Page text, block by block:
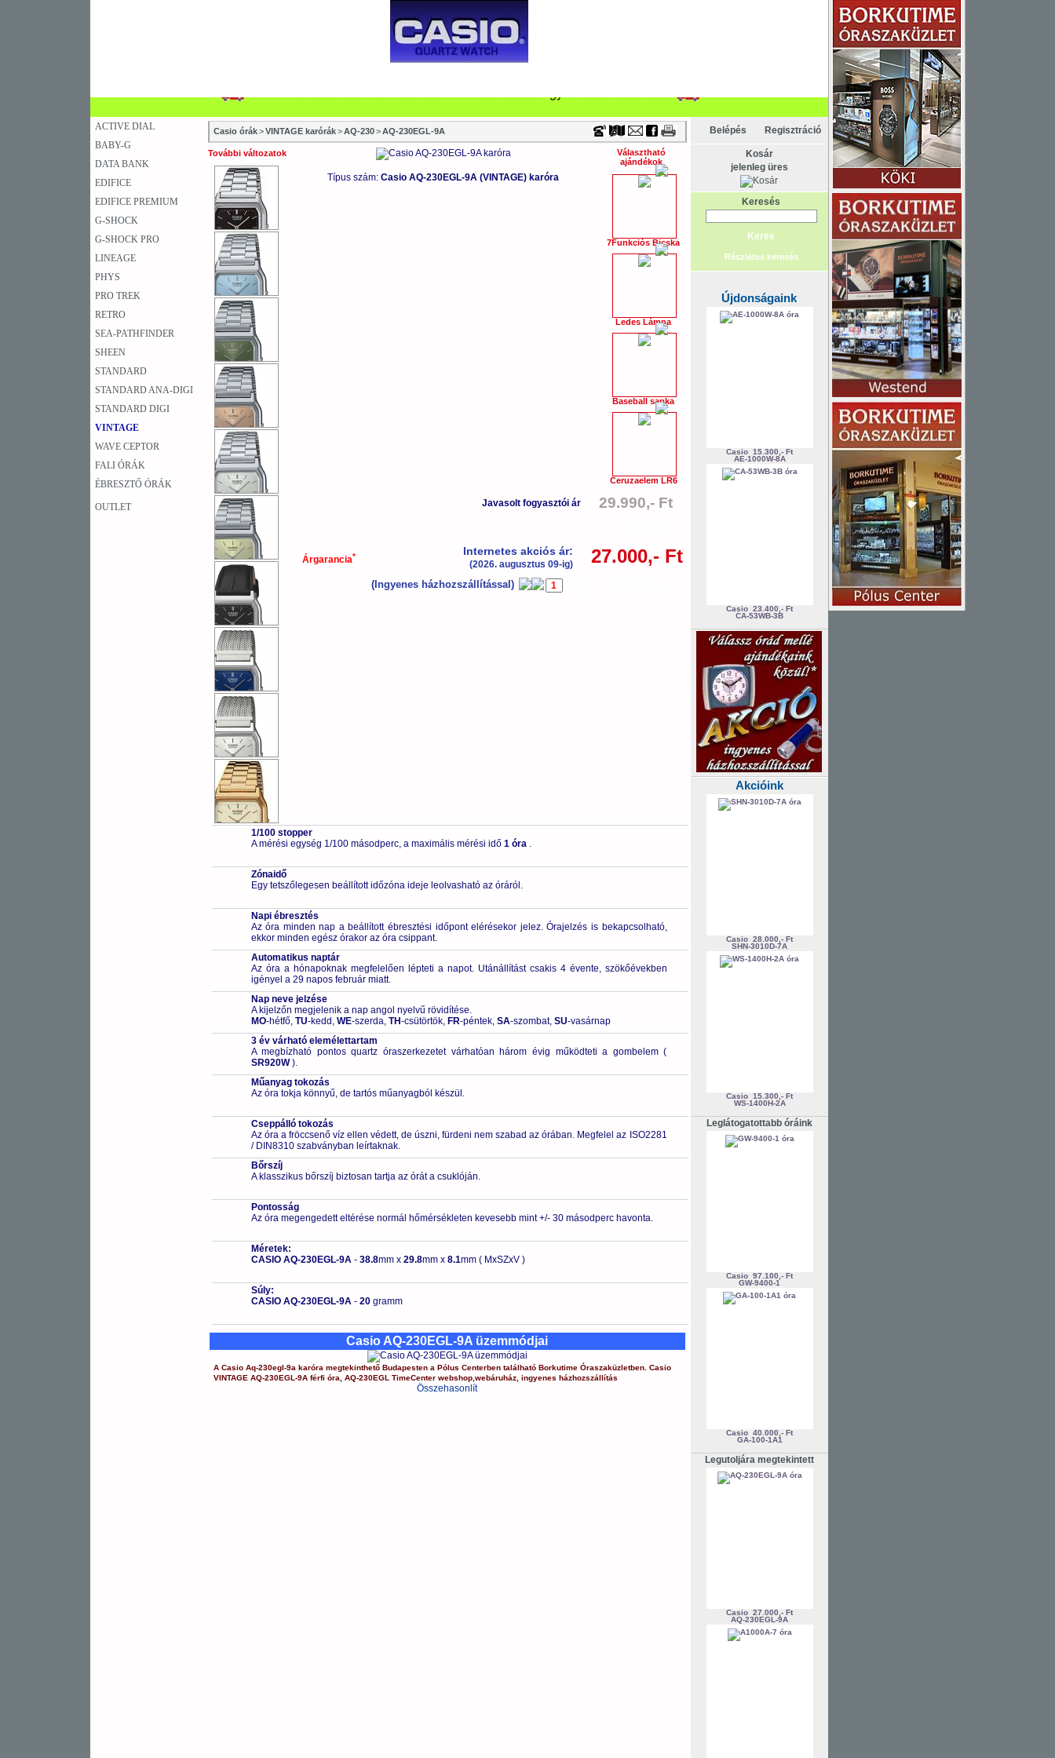
ACTIVE DIAL
BABY-G
DATA BANK
EDIFICE
EDIFICE PREMIUM
G-SHOCK
G-SHOCK PRO
LINEAGE
PHYS
PRO TREK
RETRO
SEA-PATHFINDER
SHEEN
STANDARD
STANDARD ANA-DIGI
STANDARD DIGI
VINTAGE
WAVE CEPTOR
FALI ÓRÁK
ÉBRESZTŐ ÓRÁK
OUTLET
Casio órák > VINTAGE karórák > AQ-230 > AQ-230EGL-9A
További változatok
Típus szám: Casio AQ-230EGL-9A (VINTAGE) karóra
Választható
ajándékok
7Funkciós Bicska
Ledes Lámpa
Baseball sapka
Ceruzaelem LR6
Javasolt fogyasztói ár 29.990,- Ft
Árgarancia* Internetes akciós ár:
(2026. augusztus 09-ig) 27.000,- Ft
(Ingyenes házhozszállítással)
1/100 stopper
A mérési egység 1/100 másodperc, a maximális mérési idő 1 óra .
Zónaidő
Egy tetszőlegesen beállított időzóna ideje leolvasható az óráról.
Napi ébresztés
Az óra minden nap a beállított ébresztési időpont elérésekor jelez. Órajelzés is bekapcsolható,
ekkor minden egész órakor az óra csippant.
Automatikus naptár
Az óra a hónapoknak megfelelően lépteti a napot. Utánállítást csakis 4 évente, szökőévekben
igényel a 29 napos február miatt.
Nap neve jelzése
A kijelzőn megjelenik a nap angol nyelvű rövidítése.
MO-hétfő, TU-kedd, WE-szerda, TH-csütörtök, FR-péntek, SA-szombat, SU-vasárnap
3 év várható elemélettartam
A megbízható pontos quartz óraszerkezetet várhatóan három évig működteti a gombelem (
SR920W).
Műanyag tokozás
Az óra tokja könnyű, de tartós műanyagból készül.
Cseppálló tokozás
Az óra a fröccsenő víz ellen védett, de úszni, fürdeni nem szabad az órában. Megfelel az ISO2281
/ DIN8310 szabványban leírtaknak.
Bőrszíj
A klasszikus bőrszíj biztosan tartja az órát a csuklóján.
Pontosság
Az óra megengedett eltérése normál hőmérsékleten kevesebb mint +/- 30 másodperc havonta.
Méretek:
CASIO AQ-230EGL-9A- 38.8mm x 29.8mm x 8.1mm ( MxSZxV )
Súly:
CASIO AQ-230EGL-9A- 20 gramm
Casio AQ-230EGL-9A üzemmódjai
A Casio Aq-230egl-9a karóra megtekinthető Budapesten a Pólus Centerbentalálható Borkutime Óraszaküzletben. Casio
VINTAGE AQ-230EGL-9A férfi óra AQ-230EGL TimeCenter webshop, webáruház, ingyenes házhozszállítás
Összehasonlít
Belépés Regisztráció
Kosár
jelenleg üres
Keresés
Részletes keresés
Újdonságaink
Casio 15.300,- Ft
AE-1000W-8A
Casio 23.400,- Ft
CA-53WB-3B
Akcióink
Casio 28.000,- Ft
SHN-3010D-7A
Casio 15.300,- Ft
WS-1400H-2A
Leglátogatottabb óráink
Casio 97.100,- Ft
GW-9400-1
Casio 40.000,- Ft
GA-100-1A1
Legutoljára megtekintett
Casio 27.000,- Ft
AQ-230EGL-9A